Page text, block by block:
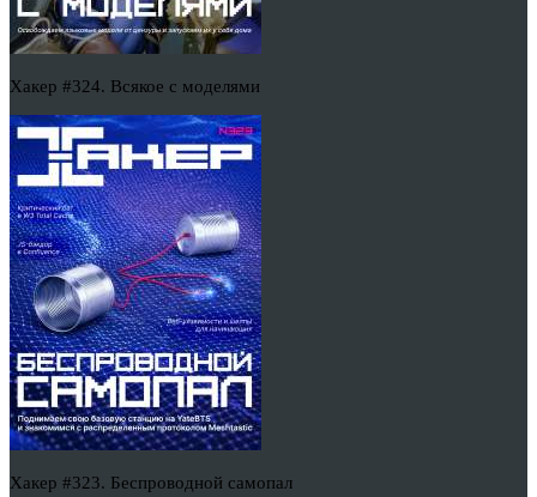
Хакер #324. Всякое с моделями
Хакер #323. Беспроводной самопал